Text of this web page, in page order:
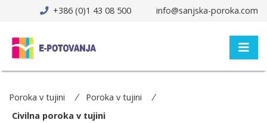
+386 (0)1 43 08 500 info@sanjska-poroka.com
Poroka v tujini
Poroka v tujini
Civilna poroka v tujini